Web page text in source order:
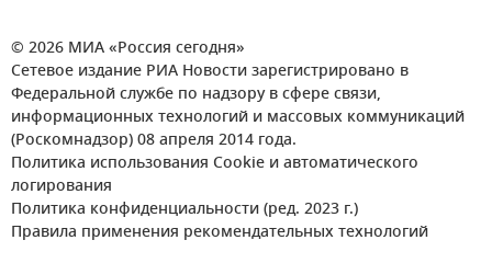
© 2026 МИА «Россия сегодня»
Сетевое издание РИА Новости зарегистрировано в
Федеральной службе по надзору в сфере связи,
информационных технологий и массовых коммуникаций
(Роскомнадзор) 08 апреля 2014 года.
Политика использования Cookie и автоматического
логирования
Политика конфиденциальности (ред. 2023 г.)
Правила применения рекомендательных технологий